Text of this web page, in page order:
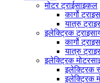
मोटर ट्राईसाइकल
कार्गो
यात्रु
इलेक्ट्रिक
कार्गो
यात्रु
इलेक्ट्रिक
इलेक्ट्रिक
इलेक्ट्रिक